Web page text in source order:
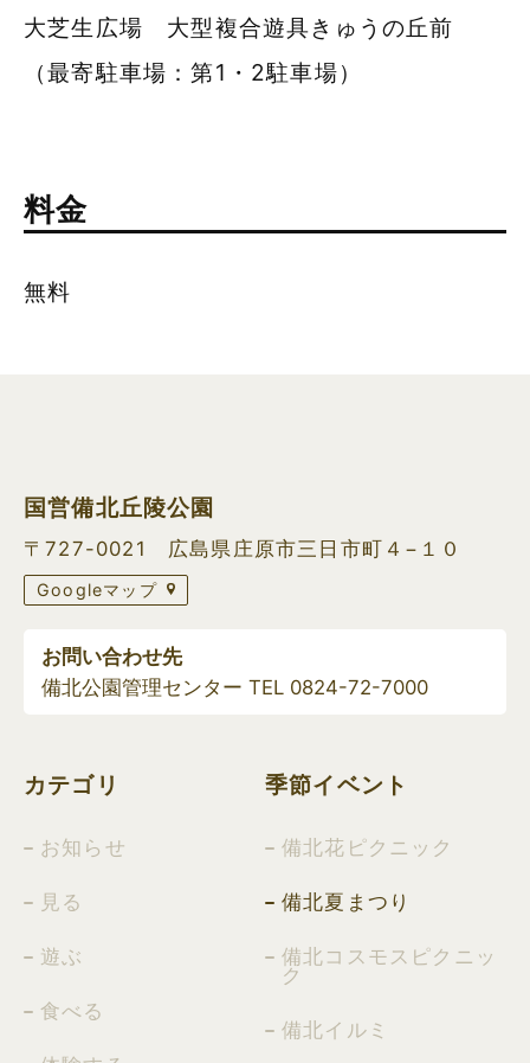
大芝生広場 大型複合遊具きゅうの丘前
（最寄駐車場：第1・2駐車場）
料金
無料
国営備北丘陵公園
〒727-0021 広島県庄原市三日市町４−１０
Googleマップ
お問い合わせ先
備北公園管理センター TEL 0824-72-7000
カテゴリ
お知らせ
見る
遊ぶ
食べる
季節イベント
備北花ピクニック
備北夏まつり
備北コスモスピクニッ
ク
備北イルミ